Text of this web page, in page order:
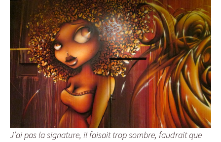
J’ai pas la signature, il faisait trop sombre, faudrait que